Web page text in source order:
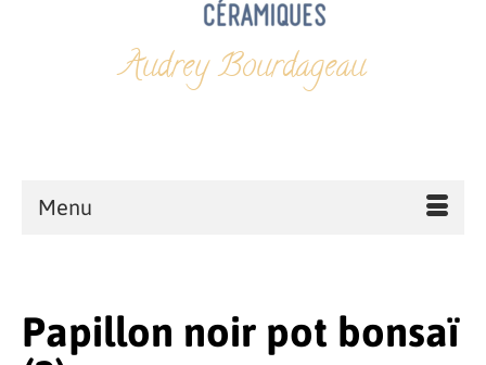
Audrey Bourdageau
Menu
Papillon noir pot bonsaï